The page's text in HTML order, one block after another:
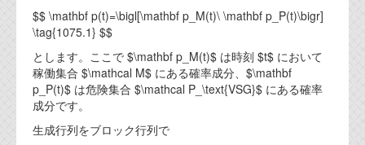
ブログテーマ
技術文書
ご希望の方は、お問い合わせページから
資料閲覧パスワードをお問い合わせ頂き
ログインをお願い致します。アカウント
$$ \mathbf p(t)=\bigl[\mathbf p_M(t)\ \mathbf p_P(t)\bigr]
\tag{1075.1} $$
とします。ここで $\mathbf p_M(t)$ は時刻 $t$ において
稼働集合 $\mathcal M$ にある確率成分、$\mathbf
p_P(t)$ は危険集合 $\mathcal P_\text{VSG}$ にある確率
成分です。
生成行列をブロック行列で